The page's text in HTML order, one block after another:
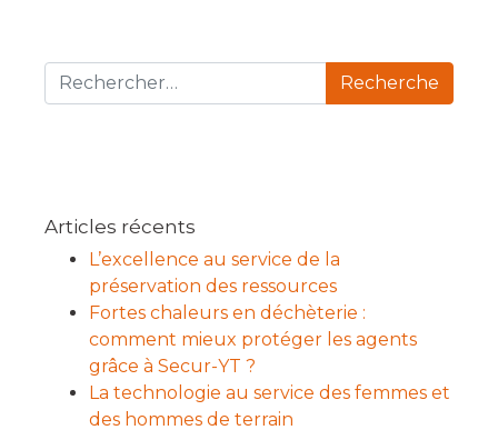
Recherche pour :
Articles récents
L’excellence au service de la
préservation des ressources
Fortes chaleurs en déchèterie :
comment mieux protéger les agents
grâce à Secur-YT ?
La technologie au service des femmes et
des hommes de terrain